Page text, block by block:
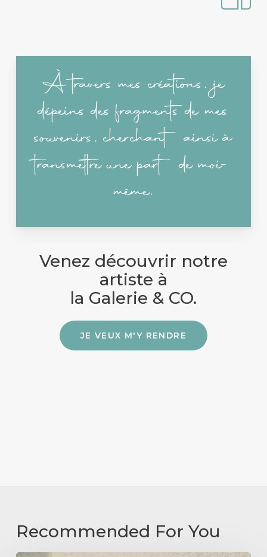
À travers mes créations, je
dépeins des fragments de mes
souvenirs, cherchant ainsi à
transmettre une part de moi-
même.
Venez découvrir notre
artiste à
la Galerie & CO.
JE VEUX M'Y RENDRE
Recommended For You